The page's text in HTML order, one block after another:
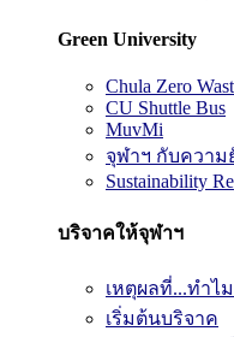
Green University
Chula Zero
CU Shuttle Bus
MuvMi
จุฬาฯ กับความ
Sustainability
บริจาคให้จุฬาฯ
เหตุผลที่...ทำไ
เริ่มต้นบริจาค